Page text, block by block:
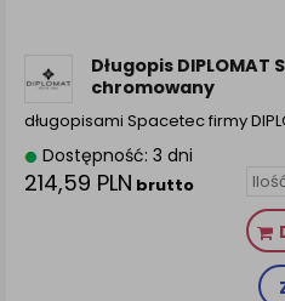
Długopis DIPLOMAT
chromowany
długopisami Spacetec firmy
Dostępność: 3 dni
214,59 PLN brutto
cenach
wcześniejsza zgoda
dowolnym momencie
Polityka prywatności
Klauzula Informacyjna
Lista Zaufanych